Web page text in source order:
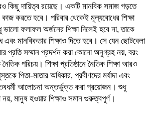
কিছু দায়িত্ব রয়েছে। একটি মানবিক সমাজ গড়তে
করতে হবে। পরিবার থেকেই মূল্যবোধের শিক্ষা
ফলাফল অর্জনের শিক্ষা দিলেই হবে না, তাকে
এবং মানবিকতার শিক্ষাও দিতে হবে। সে যেন ছোটবেলা
প্রতি সম্মান প্রদর্শন করা কোনো অনুগ্রহ নয়, বরং
পরিচয়। শিক্ষা প্রতিষ্ঠানে নৈতিক শিক্ষা আরও
পিতা-মাতার অধিকার, প্রবীণদের মর্যাদা এবং
আলোচনা অন্তর্ভুক্ত করা প্রয়োজন। শুধু
নয়, মানুষ হওয়ার শিক্ষাও সমান গুরুত্বপূর্ণ।